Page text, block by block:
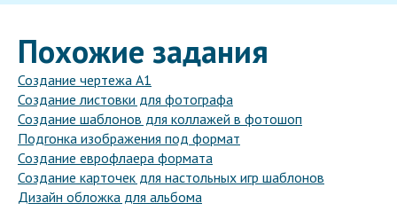
Похожие задания
Создание чертежа А1
Создание листовки для фотографа
Создание шаблонов для коллажей в фотошоп
Подгонка изображения под формат
Создание еврофлаера формата
Создание карточек для настольных игр шаблонов
Дизайн обложка для альбома